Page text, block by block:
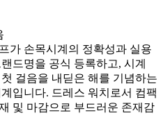
가 손목시계의 정확성과 실용
드명을 공식 등록하고, 시계
걸음을 내딛은 해를 기념하는
입니다. 드레스 워치로서 컴팩
및 마감으로 부드러운 존재감